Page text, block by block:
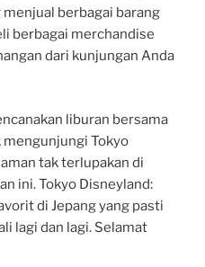
berbagai barang
berbagai merchandise
dari kunjungan Anda
liburan bersama
mengunjungi Tokyo
tak terlupakan di
ini. Tokyo Disneyland:
di Jepang yang pasti
lagi dan lagi. Selamat